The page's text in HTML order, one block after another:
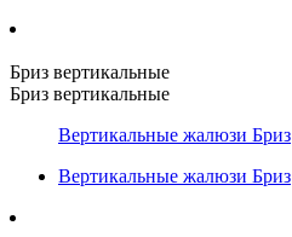
Бриз вертикальные
Бриз вертикальные
Вертикальные жалюзи Бриз
Вертикальные жалюзи Бриз